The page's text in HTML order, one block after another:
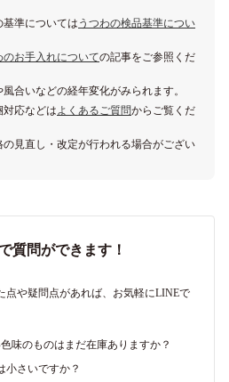
基準については うつわの検品基準につい
のお手入れについての記事をご参照くだ
合いなどの経年変化がみられます。
対応などはよくあるご質問からご覧くだ
見直し・改定が行われる場合がござい
質問ができます！
点や疑問点があれば、お気軽にLINEで
味のものはまだ在庫ありますか？
小さいですか？